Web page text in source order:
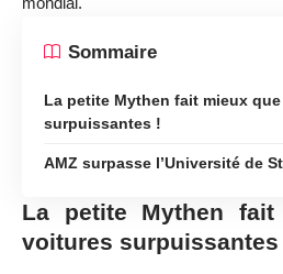
Sommaire
La petite Mythen fait mieux
surpuissantes !
AMZ surpasse l’Université de
La petite Mythen
voitures surpuissantes